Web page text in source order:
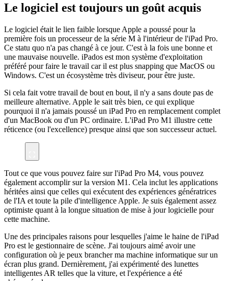
Le logiciel est toujours un goût acquis
Le logiciel était le lien faible lorsque Apple a poussé pour la
première fois un processeur de la série M à l'intérieur de l'iPad Pro.
Ce statu quo n'a pas changé à ce jour. C'est à la fois une bonne et
une mauvaise nouvelle. iPados est mon système d'exploitation
préféré pour faire le travail car il est plus snapping que MacOS ou
Windows. C'est un écosystème très diviseur, pour être juste.
Si cela fait votre travail de bout en bout, il n'y a sans doute pas de
meilleure alternative. Apple le sait très bien, ce qui explique
pourquoi il n'a jamais poussé un iPad Pro en remplacement complet
d'un MacBook ou d'un PC ordinaire. L'iPad Pro M1 illustre cette
réticence (ou l'excellence) presque ainsi que son successeur actuel.
Tout ce que vous pouvez faire sur l'iPad Pro M4, vous pouvez
également accomplir sur la version M1. Cela inclut les applications
héritées ainsi que celles qui exécutent des expériences génératrices
de l'IA et toute la pile d'intelligence Apple. Je suis également assez
optimiste quant à la longue situation de mise à jour logicielle pour
cette machine.
Une des principales raisons pour lesquelles j'aime le haine de l'iPad
Pro est le gestionnaire de scène. J'ai toujours aimé avoir une
configuration où je peux brancher ma machine informatique sur un
écran plus grand. Dernièrement, j'ai expérimenté des lunettes
intelligentes AR telles que la viture, et l'expérience a été